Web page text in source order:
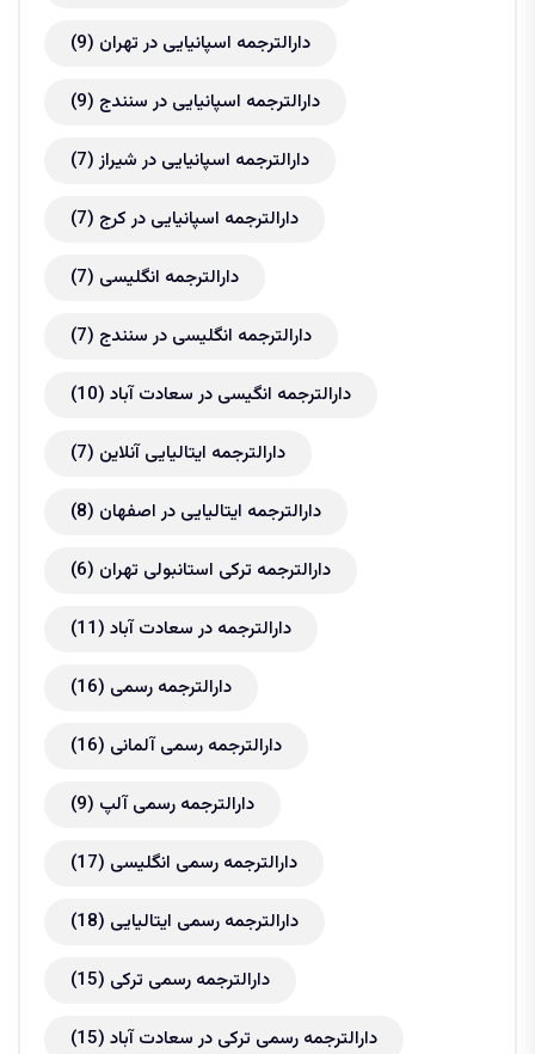
دارالترجمه اسپانیایی در تهران (9)
دارالترجمه اسپانیایی در سنندج (9)
دارالترجمه اسپانیایی در شیراز(7)
دارالترجمه اسپانیایی در کرج (7)
دارالترجمه انگلیسی (7)
دارالترجمه انگلیسی در سنندج (7)
دارالترجمه انگیسی در سعادت آباد (10)
دارالترجمه ایتالیایی آنلاین (7)
دارالترجمه ایتالیایی در اصفهان (8)
دارالترجمه ترکی استانبولی تهران (6)
دارالترجمه در سعادت آباد (11)
دارالترجمه رسمی (16)
دارالترجمه رسمی آلمانی (16)
دارالترجمه رسمی آلپ (9)
دارالترجمه رسمی انگلیسی (17)
دارالترجمه رسمی ایتالیایی (18)
دارالترجمه رسمی ترکی (15)
دارالترجمه رسمی ترکی در سعادت آباد (15)